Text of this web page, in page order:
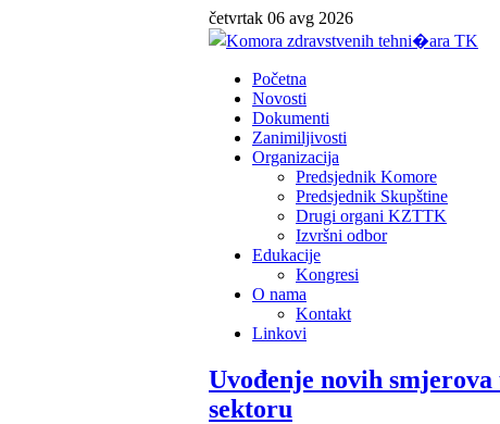
četvrtak 06 avg 2026
Početna
Novosti
Dokumenti
Zanimiljivosti
Organizacija
Predsjednik Komore
Predsjednik Skupštine
Drugi organi KZTTK
Izvršni odbor
Edukacije
Kongresi
O nama
Kontakt
Linkovi
Uvođenje novih
sektoru